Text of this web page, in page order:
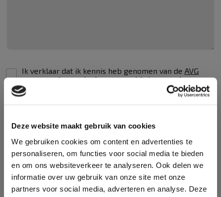
Deze website maakt gebruik van cookies
We gebruiken cookies om content en advertenties te
personaliseren, om functies voor social media te bieden
en om ons websiteverkeer te analyseren. Ook delen we
informatie over uw gebruik van onze site met onze
partners voor social media, adverteren en analyse. Deze
Ik verklaar dat ik kennis heb genomen van de AVG
voorwaardenzoals deze vermeld staan op de
website en ik ga akkoord met de inhoud ervan.
Deze site wordt beveiligd door reCAPTCHA. Hierop zijn de Google Privacy Policy
Algemene
voorwaardenvan toepassing.
BEZOEKADRES
Locatie Druten